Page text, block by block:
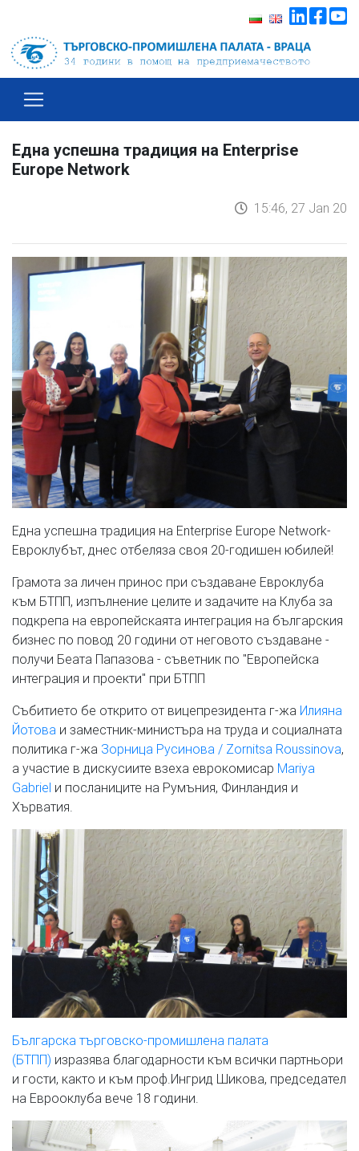
Една успешна традиция на Enterprise
Europe Network
15:46, 27 Jan 20
Една успешна традиция на Enterprise Europe Network-
Евроклубът, днес отбеляза своя 20-годишен юбилей!
Грамота за личен принос при създаване Евроклуба
към БТПП, изпълнение целите и задачите на Клуба за
подкрепа на европейскаята интеграция на българския
бизнес по повод 20 години от неговото създаване -
получи Беата Папазова - съветник по "Европейска
интеграция и проекти" при БТПП
Събитието бе открито от вицепрезидента г-жа Илияна
Йотова и заместник-министъра на труда и социалната
политика г-жа Зорница Русинова / Zornitsa Roussinova,
а участие в дискусиите взеха еврокомисар Mariya
Gabriel и посланиците на Румъния, Финландия и
Хърватия.
Българска търговско-промишлена палата
(БТПП) изразява благодарности към всички партньори
и гости, както и към проф.Ингрид Шикова, председател
на Еврооклуба вече 18 години.